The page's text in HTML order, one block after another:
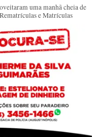
uma manhã cheia de
e Matrículas